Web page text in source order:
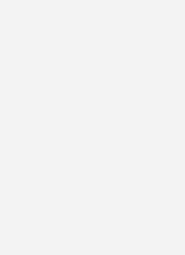
Sie regelmäßig von uns
gebündelt und
bin ich damit einverstanden, über